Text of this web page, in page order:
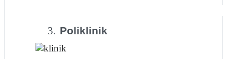
3. Poliklinik